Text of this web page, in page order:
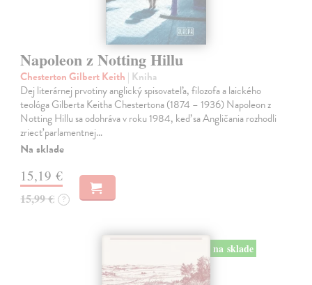
Napoleon z Notting Hillu
Chesterton Gilbert Keith | Kniha
Dej literárnej prvotiny anglický spisovateľa, filozofa a laického
teológa Gilberta Keitha Chestertona (1874 – 1936) Napoleon z
Notting Hillu sa odohráva v roku 1984, keď sa Angličania rozhodli
zriecť parlamentnej…
Na sklade
15,19 €
15,99 € ?
na sklade